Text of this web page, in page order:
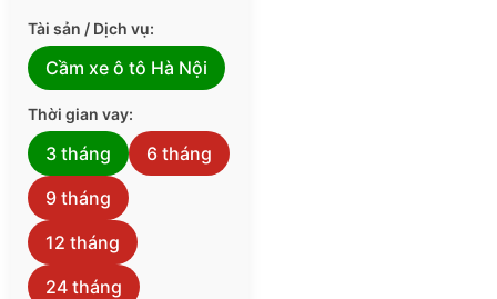
Tài sản / Dịch vụ:
Cầm xe ô tô Hà Nội
Thời gian vay:
3 tháng
6 tháng
9 tháng
12 tháng
24 tháng